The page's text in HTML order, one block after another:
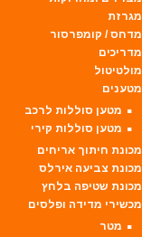
מגרזת
מדחס / קומפרסור
מדריכים
מולטיטול
מטענים
מטען סוללות לרכב
מטען סוללות קירי
מכונת חיתוך אריחים
מכונת צביעה אירלס
מכונת שטיפה בלחץ
מכשירי מדידה ופלסים
מטר